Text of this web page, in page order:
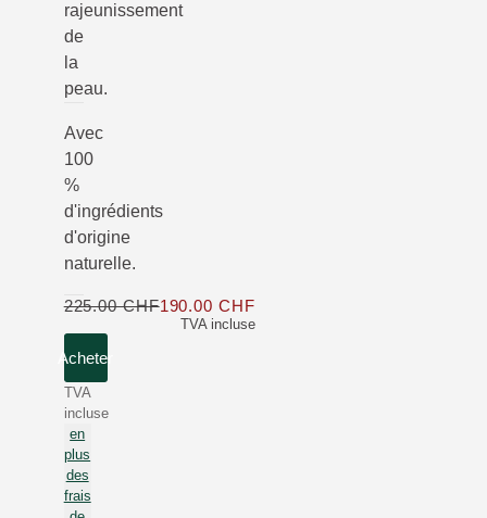
rajeunissement
de
la
peau.
Avec
100
%
d'ingrédients
d'origine
naturelle.
TVA incluse
225.00 CHF190.00 CHFSeulement 190.00 CHF au
Acheter
TVA
incluse
en
plus
des
frais